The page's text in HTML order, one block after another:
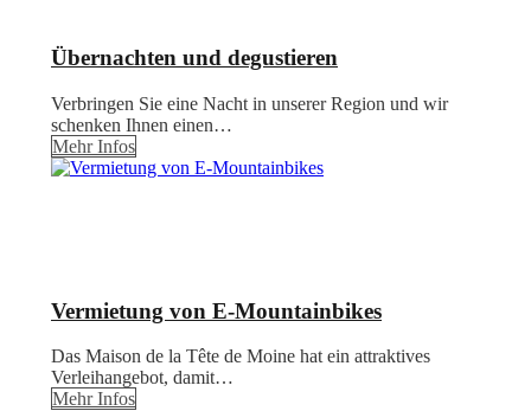
Übernachten und degustieren
Verbringen Sie eine Nacht in unserer Region und wir
schenken Ihnen einen…
Mehr Infos
Vermietung von E-Mountainbikes
Das Maison de la Tête de Moine hat ein attraktives
Verleihangebot, damit…
Mehr Infos